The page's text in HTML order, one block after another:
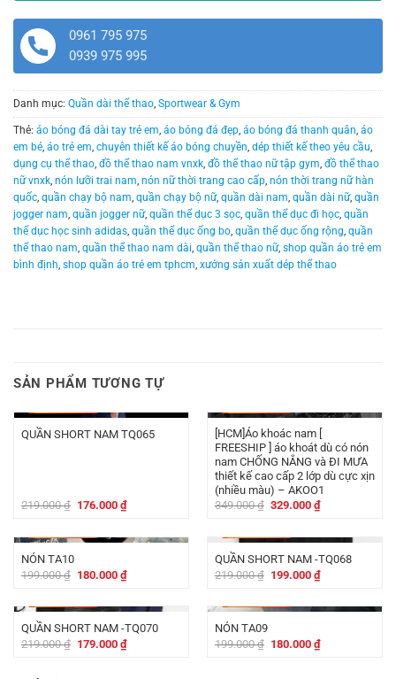
0961 795 975
0939 975 995
Danh mục: Quần dài thể thao, Sportwear & Gym
Thẻ: áo bóng đá dài tay trẻ em, áo bóng đá đẹp, áo bóng đá thanh quân, áo
em bé, áo trẻ em, chuyên thiết kế áo bóng chuyền, dép thiết kế theo yêu cầu,
dụng cụ thể thao, đồ thể thao nam vnxk, đồ thể thao nữ tập gym, đồ thể thao
nữ vnxk, nón lưỡi trai nam, nón nữ thời trang cao cấp, nón thời trang nữ hàn
quốc, quần chạy bộ nam, quần chạy bộ nữ, quần dài nam, quần dài nữ, quần
jogger nam, quần jogger nữ, quần thể dục 3 sọc, quần thể dục đi học, quần
thể dục học sinh adidas, quần thể dục ống bo, quần thể dục ống rộng, quần
thể thao nam, quần thể thao nam dài, quần thể thao nữ, shop quần áo trẻ em
bình định, shop quần áo trẻ em tphcm, xưởng sản xuất dép thể thao
SẢN PHẨM TƯƠNG TỰ
QUẦN SHORT NAM TQ065
219.000₫ Giá
219.000 ₫.
176.000 ₫Giá
hiện
là:
176.000 ₫.
[HCM]Áo khoác nam [
FREESHIP ] áo khoát dù có nón
nam CHỐNG NẮNG và ĐI MƯA
thiết kế cao cấp 2 lớp dù cực xịn
(nhiều màu) – AKOO1
349.000₫ Giá
349.000 ₫.
329.000 ₫Giá
hiện
là:
329.000 ₫.
NÓN TA10
199.000₫ Giá
199.000 ₫.
180.000 ₫Giá
hiện
là:
180.000 ₫.
QUẦN SHORT NAM -TQ068
219.000₫ Giá
219.000 ₫.
199.000 ₫Giá
hiện
là:
199.000 ₫.
QUẦN SHORT NAM -TQ070
219.000₫ Giá
179.000 ₫Giá
hiện
NÓN TA09
199.000₫ Giá
180.000 ₫Giá
hiện